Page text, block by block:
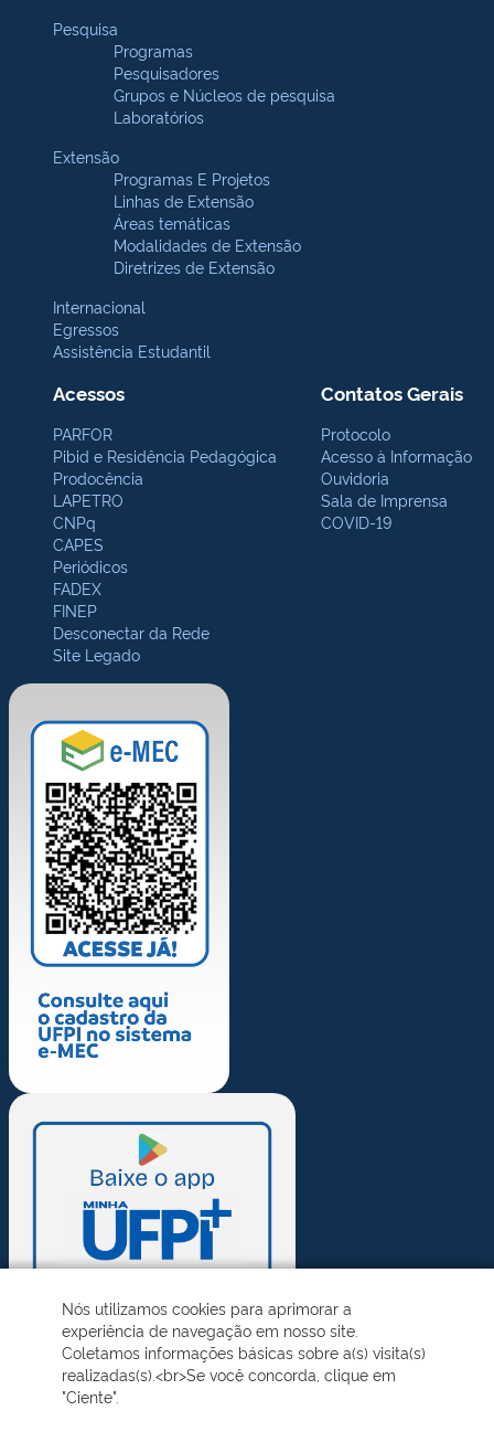
Pesquisa
Programas
Pesquisadores
Grupos e Núcleos de pesquisa
Laboratórios
Extensão
Programas E Projetos
Linhas de Extensão
Áreas temáticas
Modalidades de Extensão
Diretrizes de Extensão
Internacional
Egressos
Assistência Estudantil
Acessos
PARFOR
Pibid e Residência Pedagógica
Prodocência
LAPETRO
CNPq
CAPES
Periódicos
FADEX
FINEP
Desconectar da Rede
Site Legado
Contatos Gerais
Protocolo
Acesso à Informação
Ouvidoria
Sala de Imprensa
COVID-19
Nós utilizamos cookies para aprimorar a
experiência de navegação em nosso site.
Coletamos informações básicas sobre a(s) visita(s)
realizadas(s).<br>Se você concorda, clique em
"Ciente".